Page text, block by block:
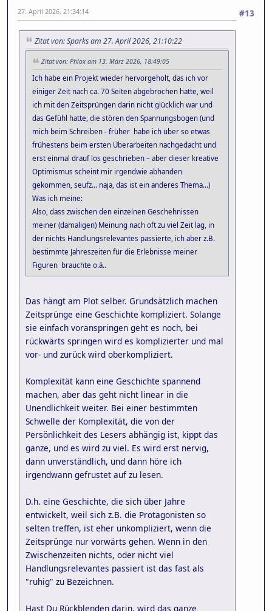
#13
27. April 2026, 21:34:14
Zitat von: Sparks am 27. April 2026, 21:10:22
Zitat von: Phlox am 13. März 2026, 18:49:05
Ich habe ein Projekt wieder hervorgeholt, das ich vor
einiger Zeit nach ca. 70 Seiten abgebrochen hatte, weil
ich mit den Zeitsprüngen darin nicht glücklich war und
das Gefühl hatte, die stören den Spannungsbogen (und
mich beim Schreiben - früher habe ich über so etwas
frühestens beim ersten Überarbeiten nachgedacht und
erst einmal drauf los geschrieben – aber dieser kreative
Optimismus scheint mir irgendwie abhanden
gekommen, seufz... naja, das ist ein anderes Thema...)
Was ich meine:
Also, dass zwischen den einzelnen Geschehnissen
meiner (damaligen) Meinung nach oft zu viel Zeit lag, in
der nichts Handlungsrelevantes passierte, ich aber z.B.
bestimmte Jahreszeiten für die Erlebnisse meiner
Figuren brauchte o.ä..
Das hängt am Plot selber. Grundsätzlich machen
Zeitsprünge eine Geschichte kompliziert. Solange
sie einfach voranspringen geht es noch, bei
rückwärts springen wird es komplizierter und mal
vor- und zurück wird oberkompliziert.
Komplexität kann eine Geschichte spannend
machen, aber das geht nicht linear in die
Unendlichkeit weiter. Bei einer bestimmten
Schwelle der Komplexität, die von der
Persönlichkeit des Lesers abhängig ist, kippt das
ganze, und es wird zu viel. Es wird erst nervig,
dann unverständlich, und dann höre ich
irgendwann gefrustet auf zu lesen.
D.h. eine Geschichte, die sich über Jahre
entwickelt, weil sich z.B. die Protagonisten so
selten treffen, ist eher unkompliziert, wenn die
Zeitsprünge nur vorwärts gehen. Wenn in den
Zwischenzeiten nichts, oder nicht viel
Handlungsrelevantes passiert ist das fast als
"ruhig" zu Bezeichnen.
Hast Du Rückblenden darin, wird das ganze